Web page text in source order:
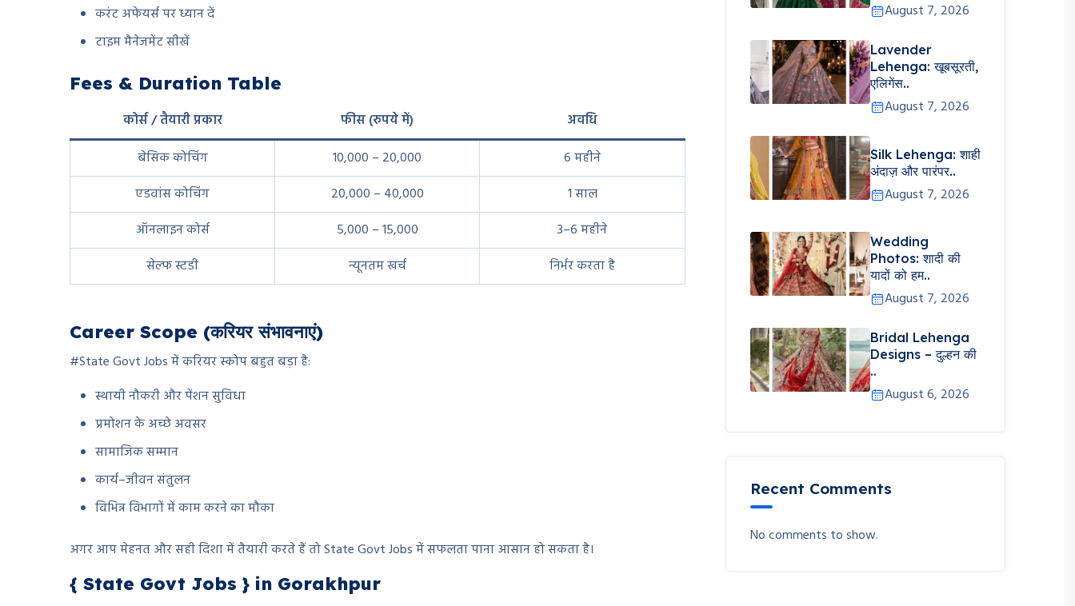
करंट अफेयर्स पर ध्यान दें
टाइम मैनेजमेंट सीखें
Fees & Duration Table
कोर्स / तैयारी प्रकार फीस (रुपये में)
अवधि
बेसिक कोचिंग
10,000 – 20,000
6 महीने
एडवांस कोचिंग
20,000 – 40,000
1 साल
ऑनलाइन कोर्स
5,000 – 15,000
3–6 महीने
सेल्फ स्टडी
न्यूनतम खर्च निर्भर करता है
Career Scope (करियर संभावनाएं)
#State Govt Jobs में करियर स्कोप बहुत बड़ा है:
स्थायी नौकरी और पेंशन सुविधा
प्रमोशन के अच्छे अवसर
सामाजिक सम्मान
कार्य–जीवन संतुलन
विभिन्न विभागों में काम करने का मौका
अगर आप मेहनत और सही दिशा में तैयारी करते हैं तो State Govt Jobs में सफलता पाना आसान हो सकता है।
{ State Govt Jobs } in Gorakhpur
August 7, 2026
Lavender
Lehenga: खूबसूरती,
एलिगेंस..
August 7, 2026
Silk Lehenga: शाही
अंदाज़ और पारंपर..
August 7, 2026
Wedding
Photos: शादी की
यादों को हम..
August 7, 2026
Bridal Lehenga
Designs – दुल्हन की
..
August 6, 2026
Recent Comments
No comments to show.